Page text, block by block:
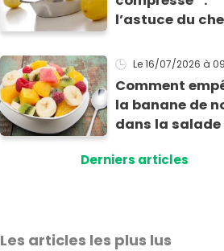
du monde
l’astuce du
presser
le jus d’un
sans pépins
l’assiette !
Le 16/07/2026 à
Comment
la banane de
dans la salade
Derniers articles
Les articles les plus lus